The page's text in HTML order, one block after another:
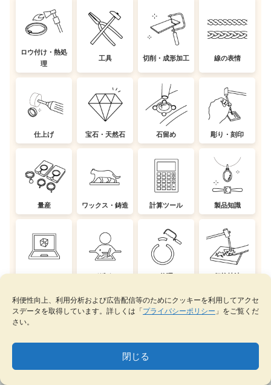
利便性向上、利用分析および広告配信等のためにクッキーを利用してアクセ
スデータを取得しています。詳しくは「 プライバシーポリシー 」をご覧くだ
さい。
閉じる
ロウ付け・熱処
理
工具 切削・成形加工 線の表情
仕上げ 宝石・天然石 石留め 彫り・刻印
量産 ワックス・鋳造 計算ツール 製品知識
CAD デザイン 修理 伝統技法
⇒エラーや改善を提案する